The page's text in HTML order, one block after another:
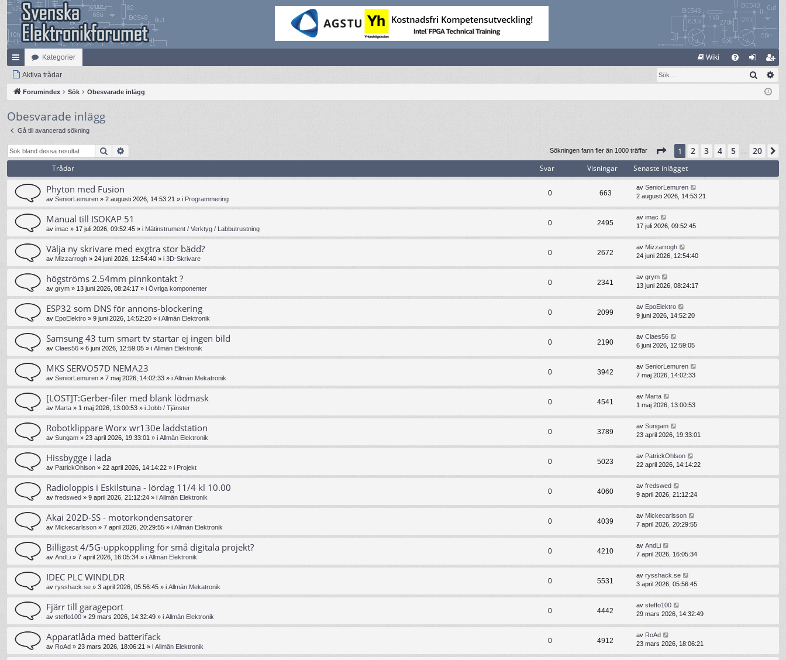
na
bb
lä
nk
ar
Kategorier Wiki
og li
m
m
Aktiva trådar Sök
Forumindex Sök Obesvarade inlägg
Obesvarade inlägg
Gå till avancerad sökning
Sök Sökningen fann fler än 1000 träffar Sida av20
1 2 3 4 5 … 20
Trådar Svar Visningar Senaste inlägget
Phyton med Fusion
av SeniorLemuren » 2 augusti 2026, 14:53:21 » i Programmering
0 663
av SeniorLemuren
2 augusti 2026, 14:53:21
Manual till ISOKAP 51
av imac » 17 juli 2026, 09:52:45 » i Mätinstrument / Verktyg / Labbutrustning
0 2495
av imac
17 juli 2026, 09:52:45
Välja ny skrivare med exgtra stor bädd?
av Mizzarrogh » 24 juni 2026, 12:54:40 » i 3D-Skrivare
0 2672
av Mizzarrogh
24 juni 2026, 12:54:40
högströms 2.54mm pinnkontakt ?
av grym » 13 juni 2026, 08:24:17 » i Övriga komponenter
0 2341
av grym
13 juni 2026, 08:24:17
ESP32 som DNS för annons-blockering
av EpoElektro » 9 juni 2026, 14:52:20 » i Allmän Elektronik
0 2099
av EpoElektro
9 juni 2026, 14:52:20
Samsung 43 tum smart tv startar ej ingen bild
av Claes56 » 6 juni 2026, 12:59:05 » i Allmän Elektronik
0 2190
av Claes56
6 juni 2026, 12:59:05
MKS SERVO57D NEMA23
av SeniorLemuren » 7 maj 2026, 14:02:33 » i Allmän Mekatronik
0 3942
av SeniorLemuren
7 maj 2026, 14:02:33
[LÖST]T:Gerber-filer med blank lödmask
av Marta » 1 maj 2026, 13:00:53 » i Jobb / Tjänster
0 4541
av Marta
1 maj 2026, 13:00:53
Robotklippare Worx wr130e laddstation
av Sungam » 23 april 2026, 19:33:01 » i Allmän Elektronik
0 3789
av Sungam
23 april 2026, 19:33:01
Hissbygge i lada
av PatrickOhlson » 22 april 2026, 14:14:22 » i Projekt
0 5023
av PatrickOhlson
22 april 2026, 14:14:22
Radioloppis i Eskilstuna - lördag 11/4 kl 10.00
av fredswed » 9 april 2026, 21:12:24 » i Allmän Elektronik
0 4060
av fredswed
9 april 2026, 21:12:24
Akai 202D-SS - motorkondensatorer
av Mickecarlsson » 7 april 2026, 20:29:55 » i Allmän Elektronik
0 4039
av Mickecarlsson
7 april 2026, 20:29:55
Billigast 4/5G-uppkoppling för små digitala projekt?
av AndLi » 7 april 2026, 16:05:34 » i Allmän Elektronik
0 4210
av AndLi
7 april 2026, 16:05:34
IDEC PLC WINDLDR
av rysshack.se » 3 april 2026, 05:56:45 » i Allmän Mekatronik
0 5531
av rysshack.se
3 april 2026, 05:56:45
Fjärr till garageport
av steffo100 » 29 mars 2026, 14:32:49 » i Allmän Elektronik
0 4442
av steffo100
29 mars 2026, 14:32:49
Apparatlåda med batterifack
av RoAd » 23 mars 2026, 18:06:21 » i Allmän Elektronik
0 4912
av RoAd
23 mars 2026, 18:06:21